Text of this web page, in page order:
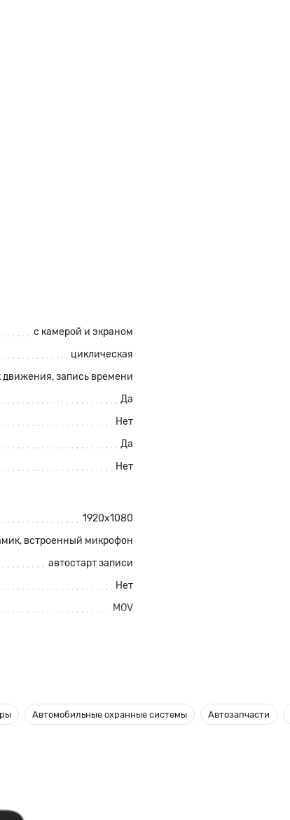
с камерой и экраном
циклическая
движения, запись времени
Да
Нет
Да
Нет
1920x1080
встроенный микрофон
автостарт записи
Нет
MOV
, от бортовой сети
Автомобильные охранные системы Автозапчасти